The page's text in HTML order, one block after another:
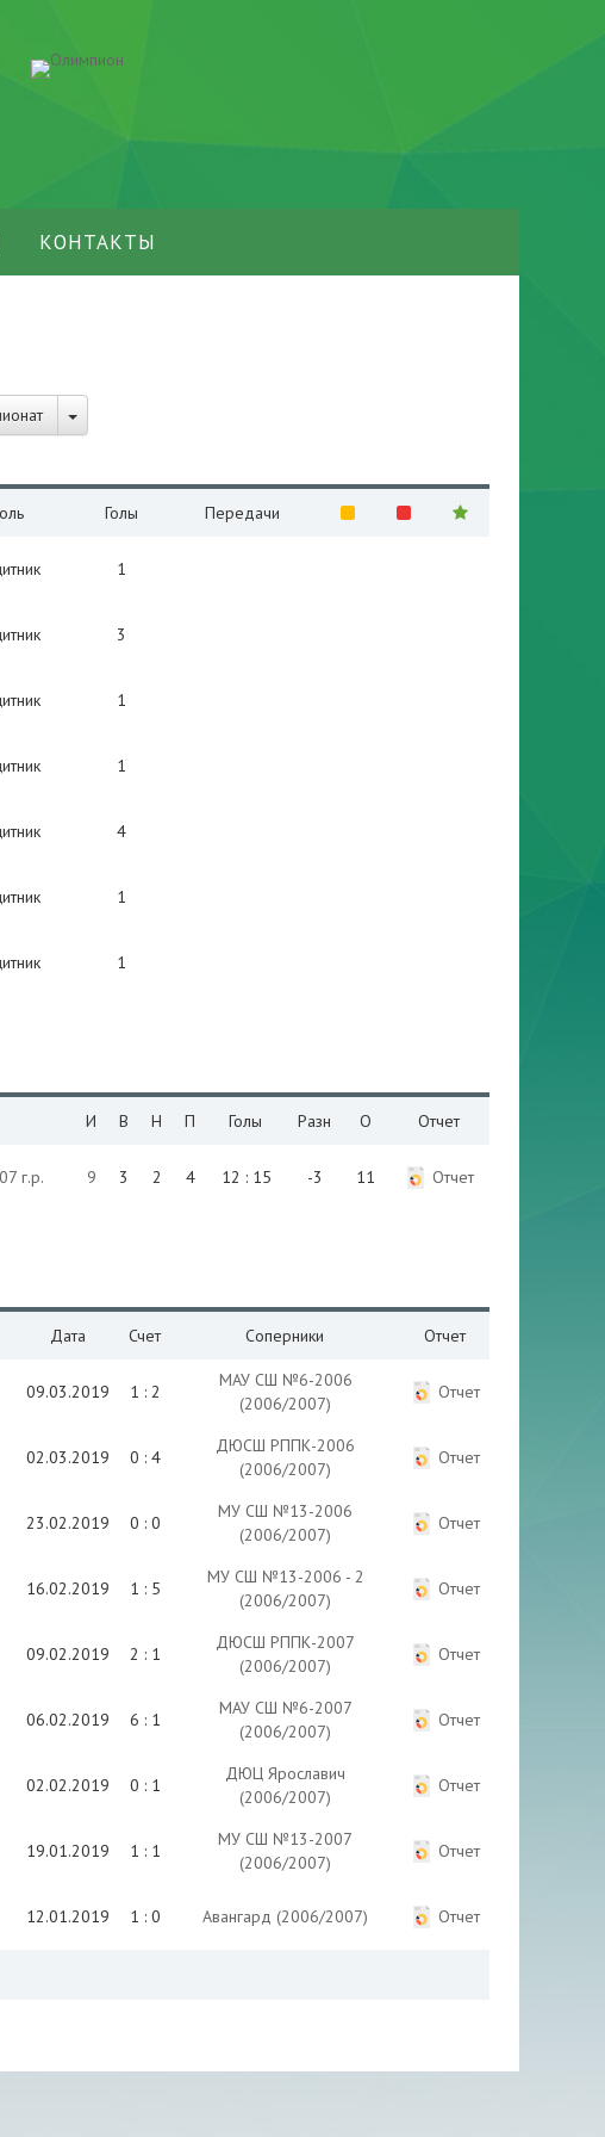
КОНТАКТЫ
Голы Передачи
1
3
1
1
4
1
1
И В Н П Голы Разн О Отчет
г.р. 9 3 2 4 12 : 15 -3 11 Отчет
Дата Счет Соперники Отчет
09.03.2019 1 : 2
МАУ СШ №6-2006
(2006/2007)
Отчет
02.03.2019 0 : 4
ДЮСШ РППК-2006
(2006/2007)
Отчет
23.02.2019 0 : 0
МУ СШ №13-2006
(2006/2007)
Отчет
16.02.2019 1 : 5
МУ СШ №13-2006 - 2
(2006/2007)
Отчет
09.02.2019 2 : 1
ДЮСШ РППК-2007
(2006/2007)
Отчет
06.02.2019 6 : 1
МАУ СШ №6-2007
(2006/2007)
Отчет
02.02.2019 0 : 1
ДЮЦ Ярославич
(2006/2007)
Отчет
19.01.2019 1 : 1
МУ СШ №13-2007
(2006/2007)
Отчет
12.01.2019 1 : 0 Авангард (2006/2007) Отчет